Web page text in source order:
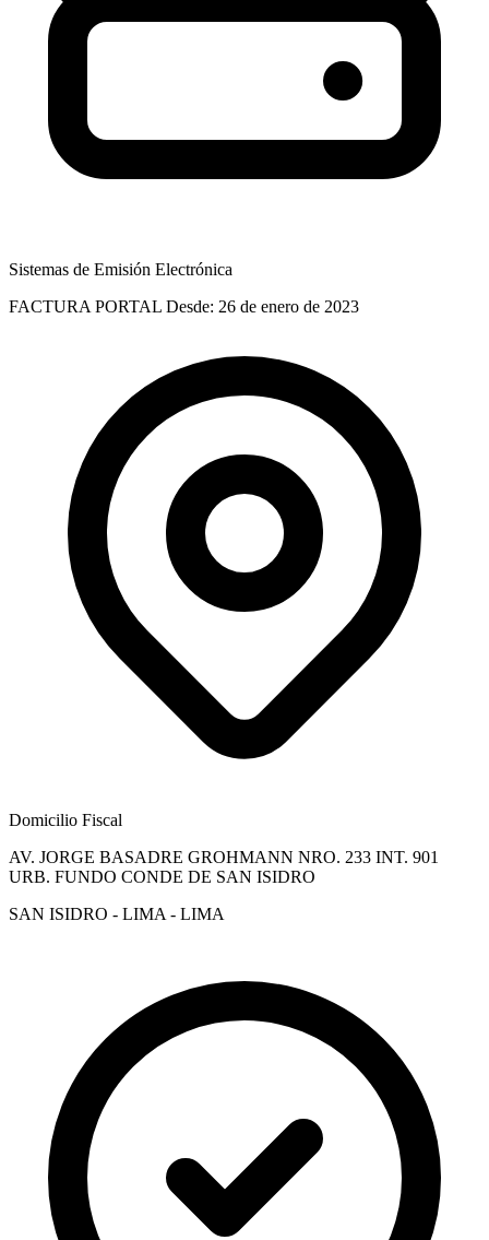
Sistemas de Emisión Electrónica
FACTURA PORTAL Desde: 26 de enero de 2023
Domicilio Fiscal
AV. JORGE BASADRE GROHMANN NRO. 233 INT. 901
URB. FUNDO CONDE DE SAN ISIDRO
SAN ISIDRO - LIMA - LIMA